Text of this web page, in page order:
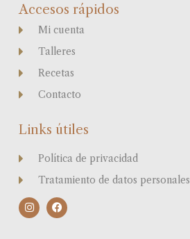
Accesos rápidos
Mi cuenta
Talleres
Recetas
Contacto
Links útiles
Política de privacidad
Tratamiento de datos personales
I
n
s
F
a
c